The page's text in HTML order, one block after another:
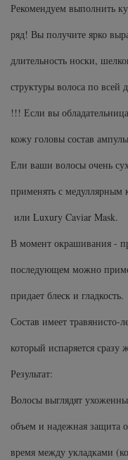
Рекомендуем выполнить
ряд! Вы получите ярко
длительность носки,
структуры волоса по всей
!!! Если вы
кожу головы состав
Ели ваши волосы очень
применять с
или Luxury Caviar Mask.
В момент окрашивания -
последующем можно
придает блеск и гладкость.
Состав имеет травянисто-
который испаряется сразу
Результат:
Волосы выглядят
объем и надежная защита
время между укладками